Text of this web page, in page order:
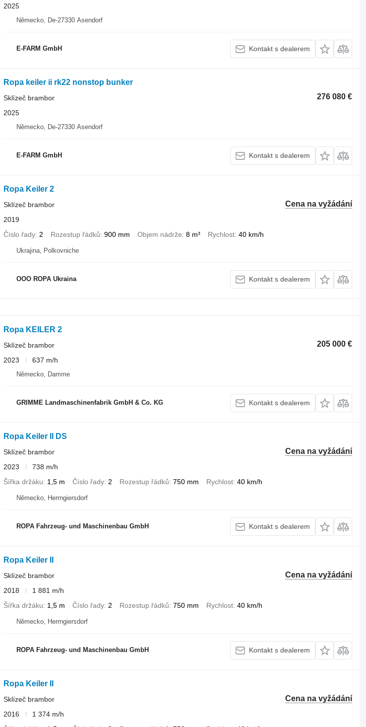
2025
Německo, De-27330 Asendorf
E-FARM GmbH Kontakt s dealerem
Ropa keiler ii rk22 nonstop bunker
276 080 €
Sklízeč brambor
2025
Německo, De-27330 Asendorf
E-FARM GmbH Kontakt s dealerem
Ropa Keiler 2
Cena na vyžádání
Sklízeč brambor
2019
Číslo řady 2 Rozestup řádků 900 mm Objem nádrže 8 m³ Rychlost 40 km/h
Ukrajina, Polkovniche
OOO ROPA Ukraina Kontakt s dealerem
Ropa KEILER 2
205 000 €
Sklízeč brambor
2023
637 m/h
Německo, Damme
GRIMME Landmaschinenfabrik GmbH & Co. KG Kontakt s dealerem
Ropa Keiler II DS
Cena na vyžádání
Sklízeč brambor
2023
738 m/h
Šířka držáku
1,5 m Číslo řady 2 Rozestup řádků 750 mm Rychlost 40 km/h
Německo, Herrngiersdorf
ROPA Fahrzeug- und Maschinenbau GmbH Kontakt s dealerem
Ropa Keiler II
Cena na vyžádání
Sklízeč brambor
2018
1 881 m/h
Šířka držáku
1,5 m Číslo řady 2 Rozestup řádků 750 mm Rychlost 40 km/h
Německo, Herrngiersdorf
ROPA Fahrzeug- und Maschinenbau GmbH Kontakt s dealerem
Ropa Keiler II
Cena na vyžádání
Sklízeč brambor
2016
1 374 m/h